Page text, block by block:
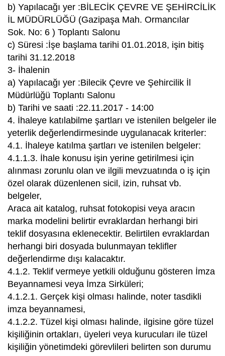
b) Yapılacağı yer :BİLECİK ÇEVRE VE ŞEHİRCİLİK
İL MÜDÜRLÜĞÜ (Gazipaşa Mah. Ormancılar
Sok. No: 6 ) Toplantı Salonu
c) Süresi :İşe başlama tarihi 01.01.2018, işin bitiş
tarihi 31.12.2018
3- İhalenin
a) Yapılacağı yer :Bilecik Çevre ve Şehircilik İl
Müdürlüğü Toplantı Salonu
b) Tarihi ve saati :22.11.2017 - 14:00
4. İhaleye katılabilme şartları ve istenilen belgeler ile
yeterlik değerlendirmesinde uygulanacak kriterler:
4.1. İhaleye katılma şartları ve istenilen belgeler:
4.1.1.3. İhale konusu işin yerine getirilmesi için
alınması zorunlu olan ve ilgili mevzuatında o iş için
özel olarak düzenlenen sicil, izin, ruhsat vb.
belgeler,
Araca ait katalog, ruhsat fotokopisi veya aracın
marka modelini belirtir evraklardan herhangi biri
teklif dosyasına eklenecektir. Belirtilen evraklardan
herhangi biri dosyada bulunmayan teklifler
değerlendirme dışı kalacaktır.
4.1.2. Teklif vermeye yetkili olduğunu gösteren İmza
Beyannamesi veya İmza Sirküleri;
4.1.2.1. Gerçek kişi olması halinde, noter tasdikli
imza beyannamesi,
4.1.2.2. Tüzel kişi olması halinde, ilgisine göre tüzel
kişiliğinin ortakları, üyeleri veya kurucuları ile tüzel
kişiliğin yönetimdeki görevlileri belirten son durumu